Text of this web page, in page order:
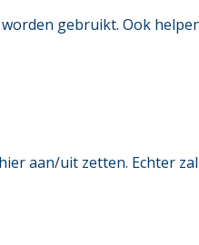
gebruikt. Ook
aan/uit zetten. Echter